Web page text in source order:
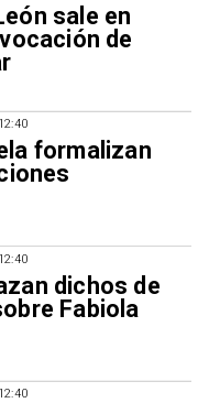
sale en
de
formalizan
dichos de
Fabiola